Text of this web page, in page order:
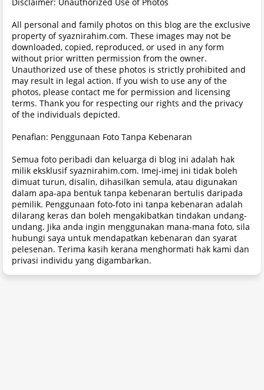
All personal and family photos on this blog are the exclusive
property of syaznirahim.com. These images may not be
downloaded, copied, reproduced, or used in any form
without prior written permission from the owner.
Unauthorized use of these photos is strictly prohibited and
may result in legal action. If you wish to use any of the
photos, please contact me for permission and licensing
terms. Thank you for respecting our rights and the privacy
of the individuals depicted.
Penafian: Penggunaan Foto Tanpa Kebenaran
Semua foto peribadi dan keluarga di blog ini adalah hak
milik eksklusif syaznirahim.com. Imej-imej ini tidak boleh
dimuat turun, disalin, dihasilkan semula, atau digunakan
dalam apa-apa bentuk tanpa kebenaran bertulis daripada
pemilik. Penggunaan foto-foto ini tanpa kebenaran adalah
dilarang keras dan boleh mengakibatkan tindakan undang-
undang. Jika anda ingin menggunakan mana-mana foto, sila
hubungi saya untuk mendapatkan kebenaran dan syarat
pelesenan. Terima kasih kerana menghormati hak kami dan
privasi individu yang digambarkan.